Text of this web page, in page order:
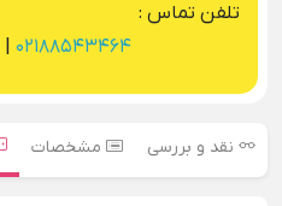
تلفن تماس :
02188543464
نقد و بررسی مشخصات